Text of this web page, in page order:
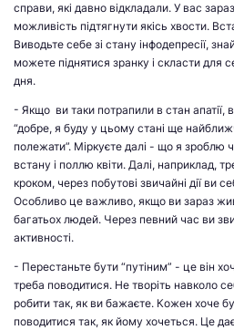
справи, які давно відкладали. У вас
можливість підтягнути якісь хвости.
Виводьте себе зі стану інфодепресії,
можете піднятися зранку і скласти для
дня.
- Якщо ви таки потрапили в стан апатії,
“добре, я буду у цьому стані ще
полежати”. Міркуєте далі - що я зроблю
встану і поллю квіти. Далі, наприклад,
кроком, через побутові звичайні дії ви
Особливо це важливо, якщо ви зараз
багатьох людей. Через певний час ви
активності.
- Перестаньте бути “путіним” - це він
треба поводитися. Не творіть навколо
робити так, як ви бажаєте. Кожен хоче
поводитися так, як йому хочеться. Це